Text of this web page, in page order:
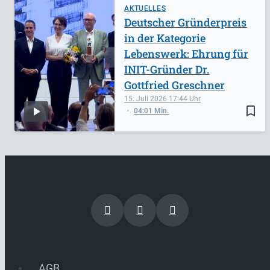
AKTUELLES
bookmark_border
15. Juli 2026 17:44
04:01 Min.
Deutscher Gründerpreis
in der Kategorie
Lebenswerk: Ehrung für
INIT-Gründer Dr.
Gottfried Greschner